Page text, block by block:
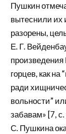
Пушкин
вытеснили их
разорены,
Е. Г.
горцев, как
ради
вольности”
забавам» [7,
С. Пушкина